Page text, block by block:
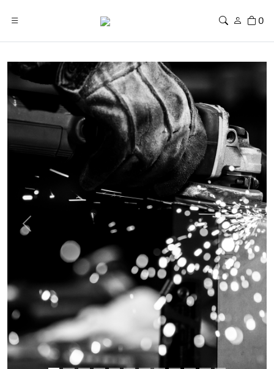
0
Previous Next